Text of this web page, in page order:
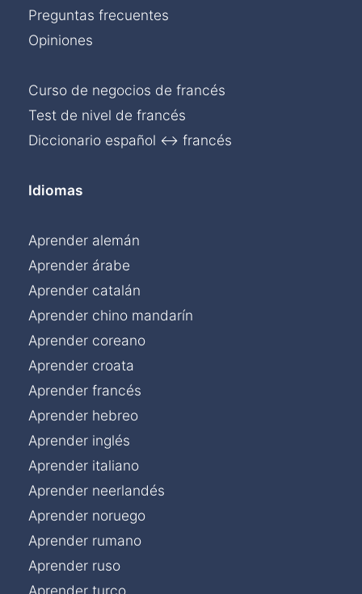
Preguntas frecuentes
Opiniones
Curso de negocios de francés
Test de nivel de francés
Diccionario español ↔ francés
Idiomas
Aprender alemán
Aprender árabe
Aprender catalán
Aprender chino mandarín
Aprender coreano
Aprender croata
Aprender francés
Aprender hebreo
Aprender inglés
Aprender italiano
Aprender neerlandés
Aprender noruego
Aprender rumano
Aprender ruso
Aprender turco